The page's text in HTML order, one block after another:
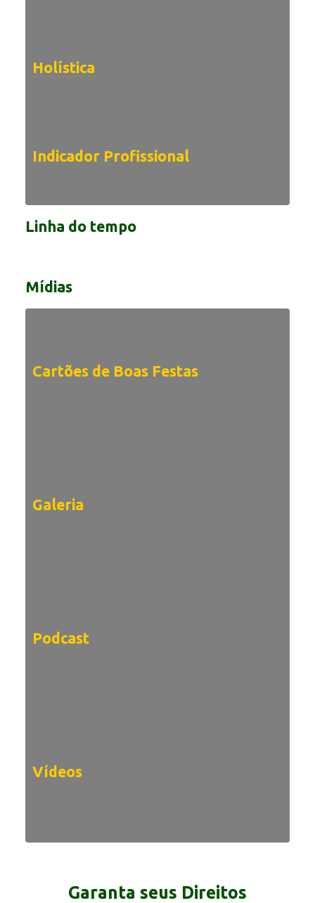
Holística
Indicador Profissional
Linha do tempo
Mídias
Cartões de Boas Festas
Galeria
Podcast
Vídeos
Garanta seus Direitos